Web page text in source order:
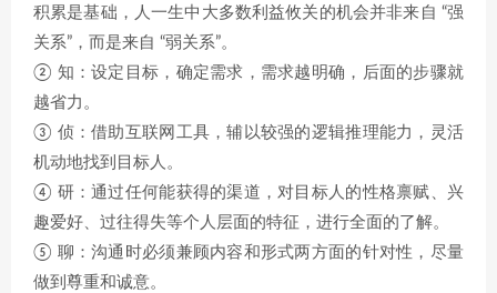
积累是基础，人一生中大多数利益攸关的机会并非来自 “强
关系”，而是来自 “弱关系”。
② 知：设定目标，确定需求，需求越明确，后面的步骤就
越省力。
③ 侦：借助互联网工具，辅以较强的逻辑推理能力，灵活
机动地找到目标人。
④ 研：通过任何能获得的渠道，对目标人的性格禀赋、兴
趣爱好、过往得失等个人层面的特征，进行全面的了解。
⑤ 聊：沟通时必须兼顾内容和形式两方面的针对性，尽量
做到尊重和诚意。